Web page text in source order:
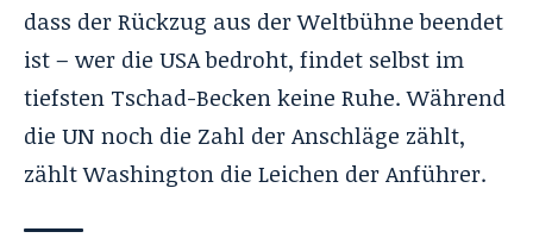
dass der Rückzug aus der Weltbühne beendet
ist – wer die USA bedroht, findet selbst im
tiefsten Tschad-Becken keine Ruhe. Während
die UN noch die Zahl der Anschläge zählt,
zählt Washington die Leichen der Anführer.